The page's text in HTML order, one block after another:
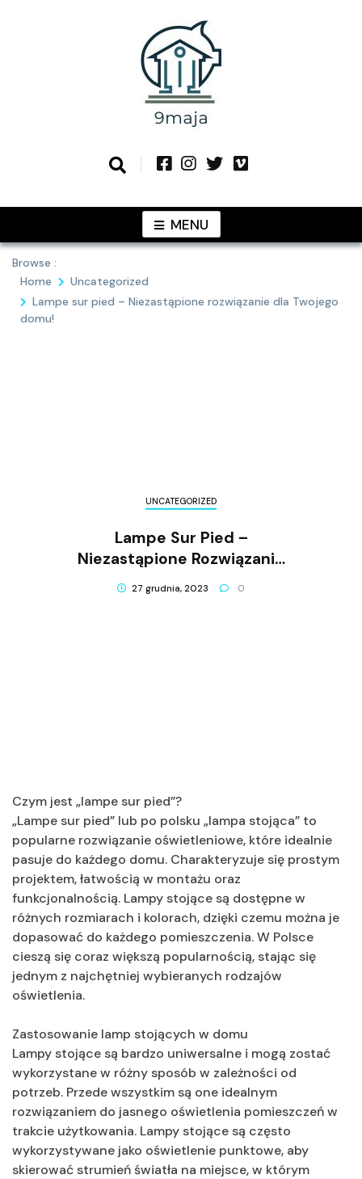
9MAJApomysłami
MENU
Browse :
Home
Uncategorized
Lampe sur pied – Niezastąpione rozwiązanie dla Twojego
domu!
UNCATEGORIZED
Lampe Sur Pied –
Niezastąpione Rozwiązanie
Dla Twojego Domu!
27 grudnia, 2023 0
Czym jest „lampe sur pied”?
„Lampe sur pied” lub po polsku „lampa stojąca” to
popularne rozwiązanie oświetleniowe, które idealnie
pasuje do każdego domu. Charakteryzuje się prostym
projektem, łatwością w montażu oraz
funkcjonalnością. Lampy stojące są dostępne w
różnych rozmiarach i kolorach, dzięki czemu można je
dopasować do każdego pomieszczenia. W Polsce
cieszą się coraz większą popularnością, stając się
jednym z najchętniej wybieranych rodzajów
oświetlenia.
Zastosowanie lamp stojących w domu
Lampy stojące są bardzo uniwersalne i mogą zostać
wykorzystane w różny sposób w zależności od
potrzeb. Przede wszystkim są one idealnym
rozwiązaniem do jasnego oświetlenia pomieszczeń w
trakcie użytkowania. Lampy stojące są często
wykorzystywane jako oświetlenie punktowe, aby
skierować strumień światła na miejsce, w którym